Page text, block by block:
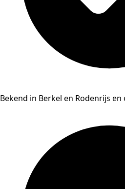
Bekend in Berkel en Rodenrijs en